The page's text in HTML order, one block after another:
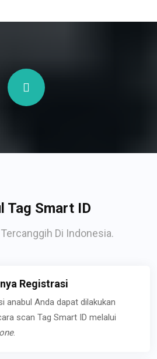
Tag Smart ID
Di Indonesia.
Registrasi
anabul Anda dapat dilakukan
scan Tag Smart ID melalui
.